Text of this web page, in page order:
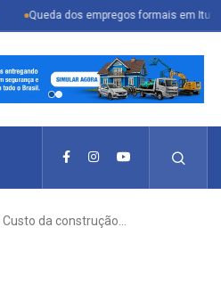
dos empregos formais em Itu reflete
Custo da construção…